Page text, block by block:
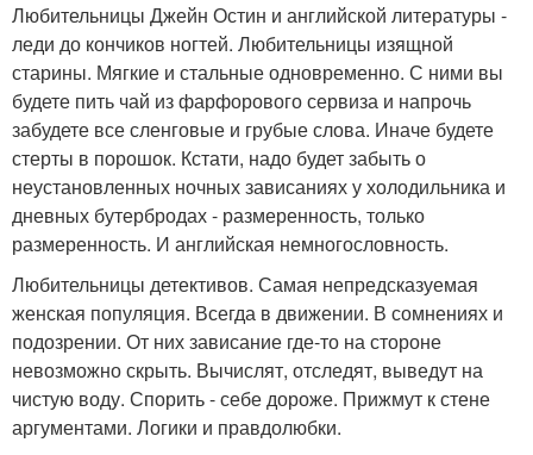
Любительницы Джейн Остин и английской литературы -
леди до кончиков ногтей. Любительницы изящной
старины. Мягкие и стальные одновременно. С ними вы
будете пить чай из фарфорового сервиза и напрочь
забудете все сленговые и грубые слова. Иначе будете
стерты в порошок. Кстати, надо будет забыть о
неустановленных ночных зависаниях у холодильника и
дневных бутербродах - размеренность, только
размеренность. И английская немногословность.
Любительницы детективов. Самая непредсказуемая
женская популяция. Всегда в движении. В сомнениях и
подозрении. От них зависание где-то на стороне
невозможно скрыть. Вычислят, отследят, выведут на
чистую воду. Спорить - себе дороже. Прижмут к стене
аргументами. Логики и правдолюбки.